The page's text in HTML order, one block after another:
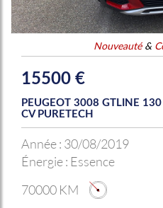
Nouveauté&
15500 €
PEUGEOT 3008 GTLINE
CV PURETECH
Année : 30/08/2019
Énergie : Essence
70000 KM